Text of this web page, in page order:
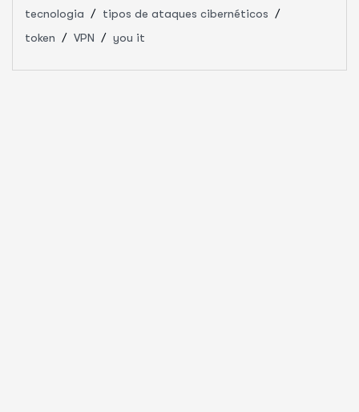
tecnologia
tipos de ataques cibernéticos
token
VPN you it